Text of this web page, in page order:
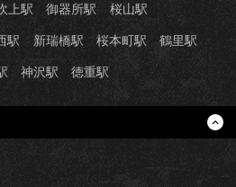
上駅 御器所駅 桜山駅
駅 新瑞橋駅 桜本町駅 鶴里駅
神沢駅 徳重駅